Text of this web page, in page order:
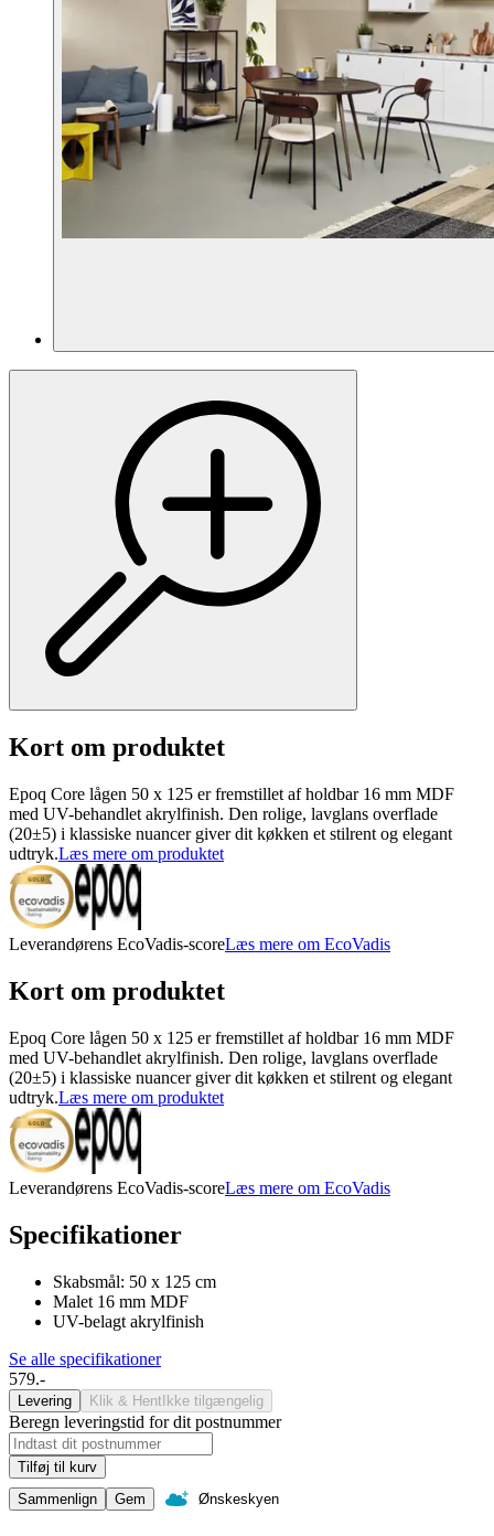
Kort om produktet
Epoq Core lågen 50 x 125 er fremstillet af holdbar 16 mm MDF
med UV-behandlet akrylfinish. Den rolige, lavglans overflade
(20±5) i klassiske nuancer giver dit køkken et stilrent og elegant
udtryk.Læs mere om produktet
Leverandørens EcoVadis-scoreLæs mere om EcoVadis
Kort om produktet
Epoq Core lågen 50 x 125 er fremstillet af holdbar 16 mm MDF
med UV-behandlet akrylfinish. Den rolige, lavglans overflade
(20±5) i klassiske nuancer giver dit køkken et stilrent og elegant
udtryk.Læs mere om produktet
Leverandørens EcoVadis-scoreLæs mere om EcoVadis
Specifikationer
Skabsmål: 50 x 125 cm
Malet 16 mm MDF
UV-belagt akrylfinish
Se alle specifikationer
579.-
Levering Klik & Hent Ikke tilgængelig
Beregn leveringstid for dit postnummer
Tilføj til kurv
Sammenlign
Gem Ønskeskyen